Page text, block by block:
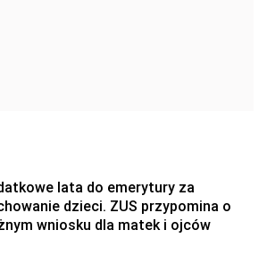
lata do emerytury za
dzieci. ZUS przypomina o
wniosku dla matek i ojców